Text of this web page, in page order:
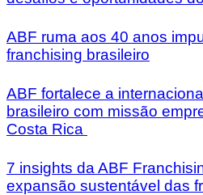
ABF ruma aos 40 anos
franchising brasileiro
ABF fortalece a
brasileiro com missão
Costa Rica
7 insights da ABF
expansão sustentável das